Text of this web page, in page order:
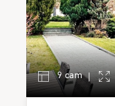
9 cam